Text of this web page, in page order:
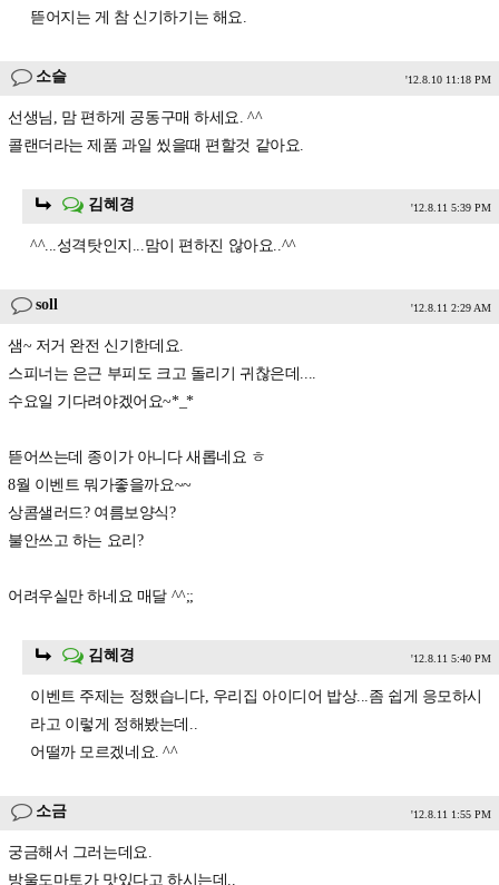
뜯어지는 게 참 신기하기는 해요.
소슬 '12.8.10 11:18 PM
선생님, 맘 편하게 공동구매 하세요. ^^
콜랜더라는 제품 과일 씼을때 편할것 같아요.
김혜경 '12.8.11 5:39 PM
^^...성격탓인지...맘이 편하진 않아요..^^
soll '12.8.11 2:29 AM
샘~ 저거 완전 신기한데요.
스피너는 은근 부피도 크고 돌리기 귀찮은데....
수요일 기다려야겠어요~*_*
뜯어쓰는데 종이가 아니다 새롭네요 ㅎ
8월 이벤트 뭐가좋을까요~~
상콤샐러드? 여름보양식?
불안쓰고 하는 요리?
어려우실만 하네요 매달 ^^;;
김혜경 '12.8.11 5:40 PM
이벤트 주제는 정했습니다, 우리집 아이디어 밥상...좀 쉽게 응모하시
라고 이렇게 정해봤는데..
어떨까 모르겠네요. ^^
소금 '12.8.11 1:55 PM
궁금해서 그러는데요.
방울도마토가 맛있다고 하시는데..